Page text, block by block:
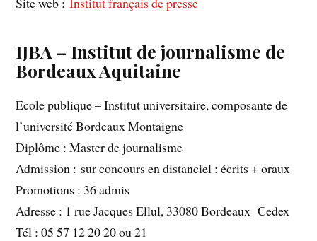
IJBA – Institut de journalisme de
Bordeaux Aquitaine
Ecole publique – Institut universitaire, composante de
l’université Bordeaux Montaigne
Diplôme : Master de journalisme
Admission : sur concours en distanciel : écrits + oraux
Promotions : 36 admis
Adresse : 1 rue Jacques Ellul, 33080 Bordeaux Cedex
Tél : 05 57 12 20 20 ou 21